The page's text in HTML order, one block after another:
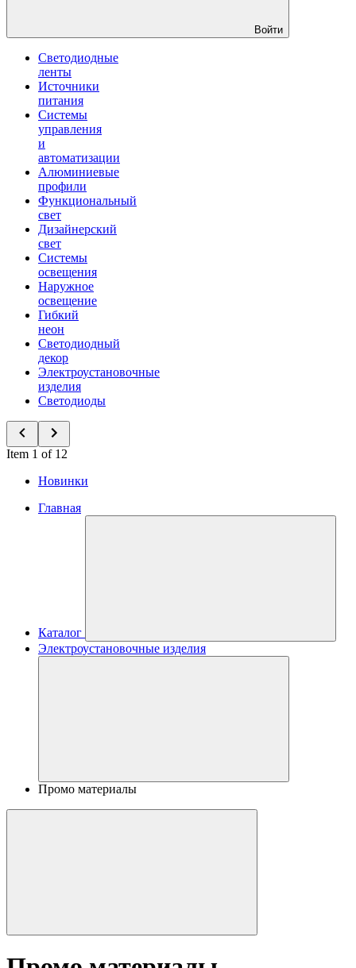
Войти
Светодиодные
ленты
Источники
питания
Системы
управления
и
автоматизации
Алюминиевые
профили
Функциональный
свет
Дизайнерский
свет
Системы
освещения
Наружное
освещение
Гибкий
неон
Светодиодный
декор
Электроустановочные
изделия
Светодиоды
Item 1 of 12
Новинки
Главная
Каталог
Электроустановочные изделия
Промо материалы